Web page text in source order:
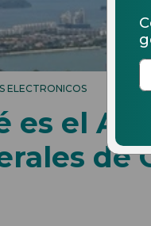
ELECTRONICOS
es el
de